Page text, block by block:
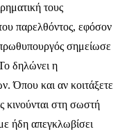
τους
παρελθόντος, εφόσον
σημείωσε
δηλώνει η
Όπου και αν κοιτάξετε
κινούνται στη σωστή
ήδη απεγκλωβίσει